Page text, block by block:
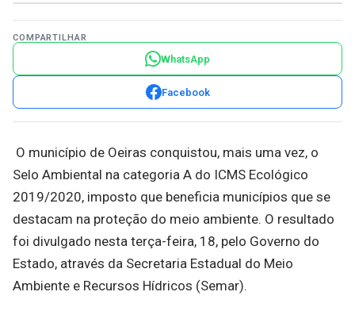
COMPARTILHAR
WhatsApp
Facebook
O município de Oeiras conquistou, mais uma vez, o
Selo Ambiental na categoria A do ICMS Ecológico
2019/2020, imposto que beneficia municípios que se
destacam na proteção do meio ambiente. O resultado
foi divulgado nesta terça-feira, 18, pelo Governo do
Estado, através da Secretaria Estadual do Meio
Ambiente e Recursos Hídricos (Semar).